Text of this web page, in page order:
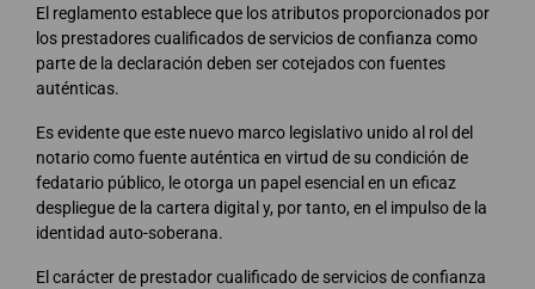
El reglamento establece que los atributos proporcionados por
los prestadores cualificados de servicios de confianza como
parte de la declaración deben ser cotejados con fuentes
auténticas.
Es evidente que este nuevo marco legislativo unido al rol del
notario como fuente auténtica en virtud de su condición de
fedatario público, le otorga un papel esencial en un eficaz
despliegue de la cartera digital y, por tanto, en el impulso de la
identidad auto-soberana.
El carácter de prestador cualificado de servicios de confianza